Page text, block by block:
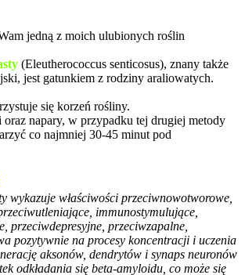
jedną z moich ulubionych roślin
(Eleutherococcus senticosus), znany także
jest gatunkiem z rodziny araliowatych.
się korzeń rośliny.
oraz napary, w przypadku tej drugiej metody
co najmniej 30-45 minut pod
wykazuje właściwości przeciwnowotworowe,
immunostymulujące,
przeciwdepresyjne, przeciwzapalne,
pozytywnie na procesy koncentracji i uczenia
aksonów, dendrytów i synaps neuronów
odkładania się beta-amyloidu, co może się